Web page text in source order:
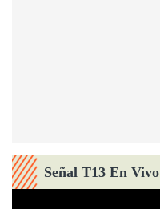
Señal T13 En Vivo